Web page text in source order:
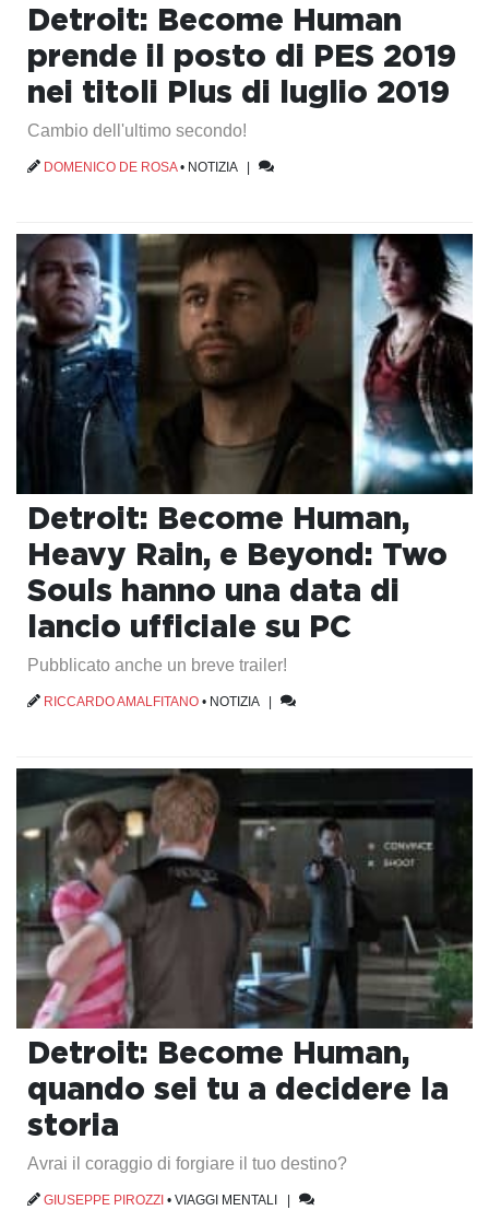
Detroit: Become Human
prende il posto di PES 2019
nei titoli Plus di luglio 2019
Cambio dell'ultimo secondo!
DOMENICO DE ROSA• NOTIZIA|
Detroit: Become Human,
Heavy Rain, e Beyond: Two
Souls hanno una data di
lancio ufficiale su PC
Pubblicato anche un breve trailer!
RICCARDO AMALFITANO • NOTIZIA|
Detroit: Become Human,
quando sei tu a decidere la
storia
Avrai il coraggio di forgiare il tuo destino?
GIUSEPPE PIROZZI • VIAGGI MENTALI |